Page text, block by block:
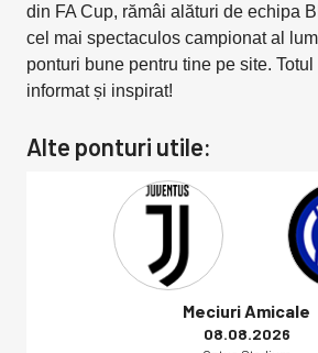
din FA Cup, rămâi alături de echipa
cel mai spectaculos campionat al
ponturi bune pentru tine pe site.
informat și inspirat!
Alte ponturi utile:
Meciuri Amicale
08.08.2026